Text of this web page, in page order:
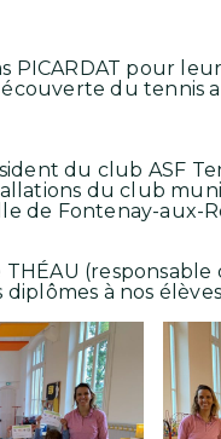
PICARDAT pour
du tennis
du club ASF
du club
de Fontenay-aux-
à nos élèves